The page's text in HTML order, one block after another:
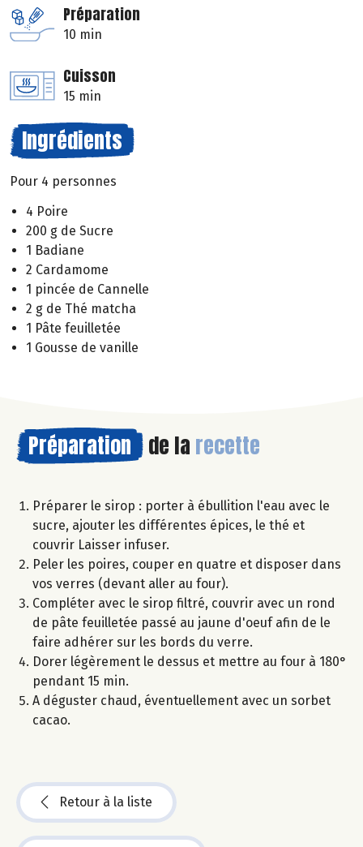
Préparation
10 min
Cuisson
15 min
Ingrédients
Pour 4 personnes
4 Poire
200 g de Sucre
1 Badiane
2 Cardamome
1 pincée de Cannelle
2 g de Thé matcha
1 Pâte feuilletée
1 Gousse de vanille
Préparation de la recette
Préparer le sirop : porter à ébullition l'eau avec le
sucre, ajouter les différentes épices, le thé et
couvrir Laisser infuser.
Peler les poires, couper en quatre et disposer dans
vos verres (devant aller au four).
Compléter avec le sirop filtré, couvrir avec un rond
de pâte feuilletée passé au jaune d'oeuf afin de le
faire adhérer sur les bords du verre.
Dorer légèrement le dessus et mettre au four à 180°
pendant 15 min.
A déguster chaud, éventuellement avec un sorbet
cacao.
Retour à la liste